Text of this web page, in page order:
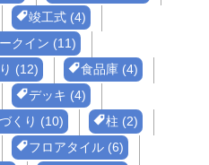
竣工式 (4)
クイン (11)
(12)
食品庫 (4)
デッキ (4)
くり (10)
柱 (2)
フロアタイル (6)